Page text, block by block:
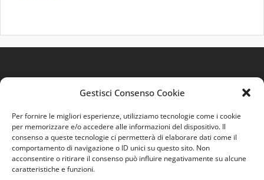
Gestisci Consenso Cookie
Per fornire le migliori esperienze, utilizziamo tecnologie come i cookie
per memorizzare e/o accedere alle informazioni del dispositivo. Il
consenso a queste tecnologie ci permetterà di elaborare dati come il
comportamento di navigazione o ID unici su questo sito. Non
acconsentire o ritirare il consenso può influire negativamente su alcune
caratteristiche e funzioni.
Quest'opera è distribuita con LicenzaCreative
Commons 3.0 Italia.